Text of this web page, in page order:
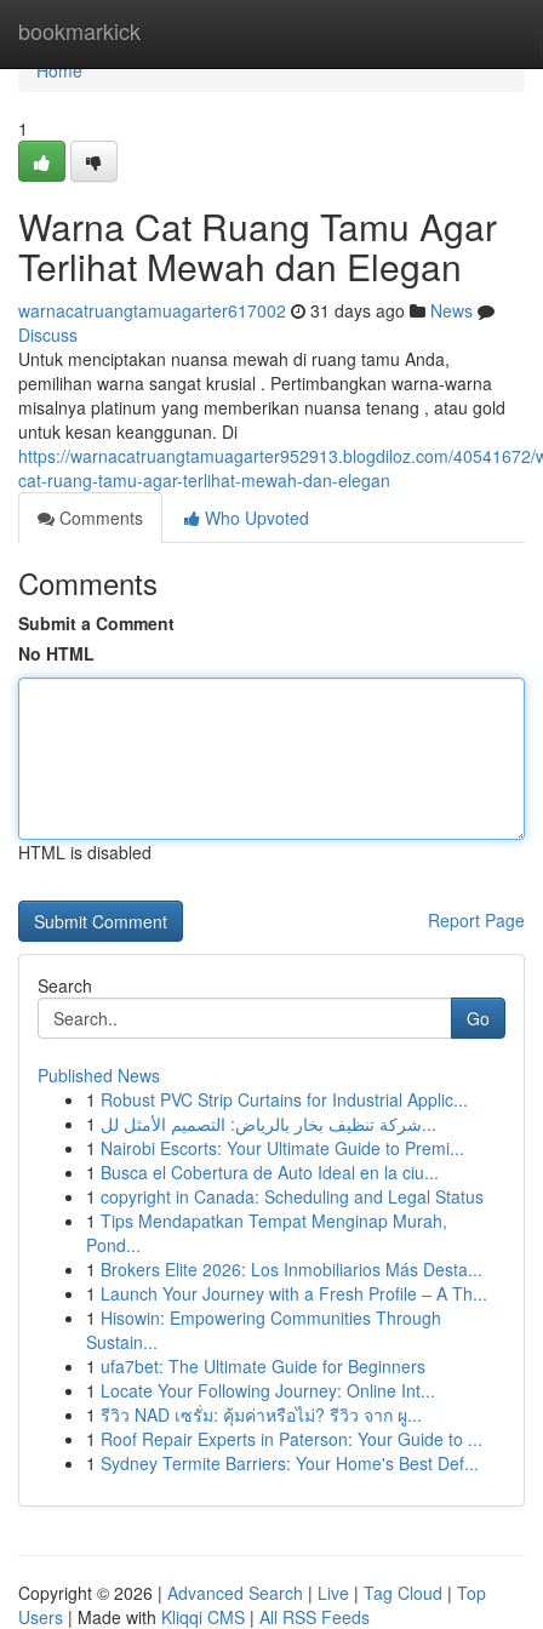
bookmarkick
Home
Home
1
Warna Cat Ruang Tamu Agar
Terlihat Mewah dan Elegan
warnacatruangtamuagarter617002 31 days ago
News
Discuss
Untuk menciptakan nuansa mewah di ruang tamu Anda,
pemilihan warna sangat krusial . Pertimbangkan warna-warna
misalnya platinum yang memberikan nuansa tenang , atau gold
untuk kesan keanggunan. Di
https://warnacatruangtamuagarter952913.blogdiloz.com/40541672/
cat-ruang-tamu-agar-terlihat-mewah-dan-elegan
Comments
Who Upvoted
Comments
Submit a Comment
No HTML
HTML is disabled
Report Page
Search
Go
Published News
1 Robust PVC Strip Curtains for Industrial Applic...
1
شركة تنظيف بخار بالرياض: التصميم الأمثل لل...
1 Nairobi Escorts: Your Ultimate Guide to Premi...
1 Busca el Cobertura de Auto Ideal en la ciu...
1 copyright in Canada: Scheduling and Legal Status
1 Tips Mendapatkan Tempat Menginap Murah,
Pond...
1 Brokers Elite 2026: Los Inmobiliarios Más Desta...
1 Launch Your Journey with a Fresh Profile – A Th...
1 Hisowin: Empowering Communities Through
Sustain...
1 ufa7bet: The Ultimate Guide for Beginners
1 Locate Your Following Journey: Online Int...
1 รีวิว NAD เซรั่ม: คุ้มค่าหรือไม่? รีวิว จาก ผู...
1 Roof Repair Experts in Paterson: Your Guide to ...
1 Sydney Termite Barriers: Your Home's Best Def...
Copyright © 2026 | Advanced Search | Live | Tag Cloud | Top
Users | Made with Kliqqi CMS | All RSS Feeds